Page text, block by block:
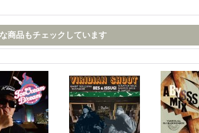
商品もチェックしています